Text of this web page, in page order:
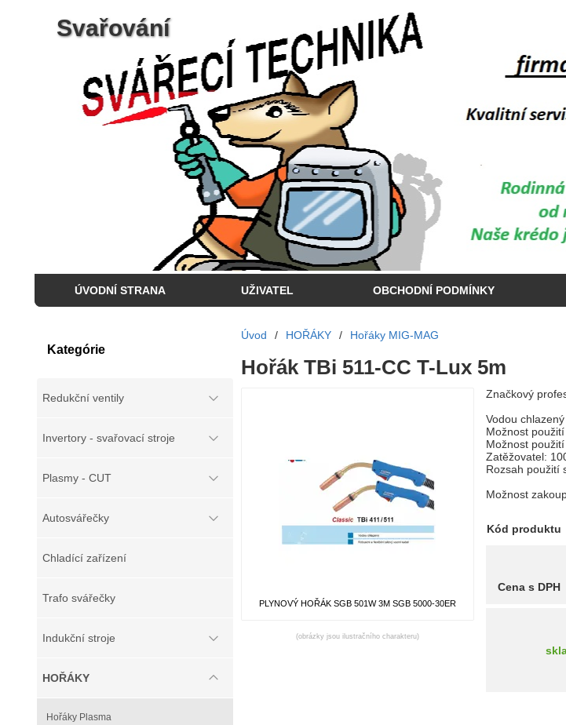
Svařování
ÚVODNÍ STRANA UŽIVATEL OBCHODNÍ PODMÍNKY
Kategórie
Redukční ventily
Invertory - svařovací stroje
Plasmy - CUT
Autosvářečky
Chladící zařízení
Trafo svářečky
Indukční stroje
HOŘÁKY
Hořáky Plasma
Úvod / HOŘÁKY / Hořáky MIG-MAG
Hořák TBi 511-CC T-Lux 5m
PLYNOVÝ HOŘÁK SGB 501W 3M SGB 5000-30ER
(obrázky jsou ilustračního charakteru)
Značkový
Vodou
Možnost
Možnost
Zatěžovatel:
Rozsah použití
Možnost
Kód produktu
Cena s DPH